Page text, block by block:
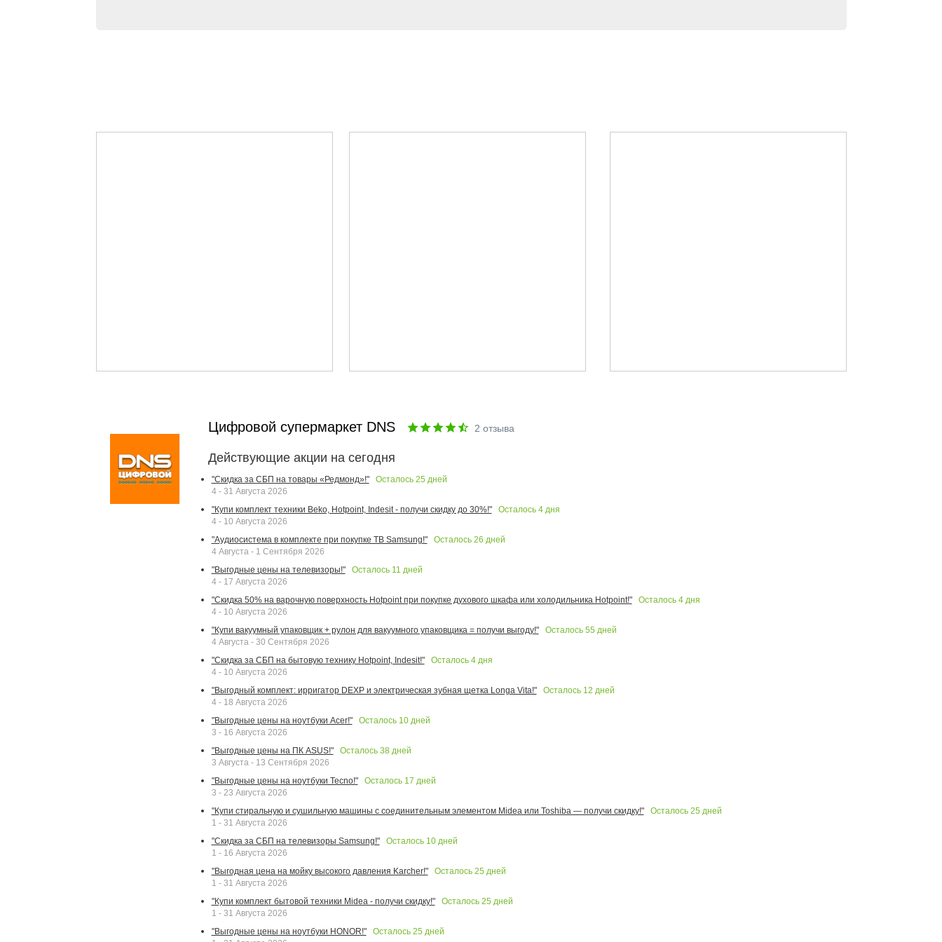
Цифровой супермаркет DNS 2 отзыва
Действующие акции на сегодня
"Скидка за СБП на товары «Редмонд»!" Осталось 25 дней
4 - 31 Августа 2026
"Купи комплект техники Beko, Hotpoint, Indesit - получи скидку до 30%!"
Осталось 4дня
4 - 10 Августа 2026
"Аудиосистема в комплекте при покупке ТВ Samsung!"
Осталось 26 дней
4 Августа - 1 Сентября 2026
"Выгодные цены на телевизоры!"
Осталось 11 дней
4 - 17 Августа 2026
"Скидка 50% на варочную поверхность Hotpoint при покупке духового шкафа или холодильника Hotpoint!"
Осталось 4дня
4 - 10 Августа 2026
"Купи вакуумный упаковщик + рулон для вакуумного упаковщика = получи выгоду!"
Осталось 55 дней
4 Августа - 30 Сентября 2026
"Скидка за СБП на бытовую технику Hotpoint, Indesit!"
Осталось 4дня
4 - 10 Августа 2026
"Выгодный комплект: ирригатор DEXP и электрическая зубная щетка Longa Vita!"
Осталось 12 дней
4 - 18 Августа 2026
"Выгодные цены на ноутбуки Acer!"
Осталось 10дней
3 - 16 Августа 2026
"Выгодные цены на ПК ASUS!"
Осталось 38дней
3 Августа - 13 Сентября 2026
"Выгодные цены на ноутбуки Tecno!"
Осталось 17 дней
3 - 23 Августа 2026
"Купи стиральную и сушильную машины с соединительным элементом Midea или Toshiba — получи скидку!"
Осталось 25 дней
1 - 31 Августа 2026
"Скидка за СБП на телевизоры Samsung!"
Осталось 10дней
1 - 16 Августа 2026
"Выгодная цена на мойку высокого давления Karcher!"
Осталось 25 дней
1 - 31 Августа 2026
"Купи комплект бытовой техники Midea - получи скидку!"
Осталось 25 дней
1 - 31 Августа 2026
"Выгодные цены на ноутбуки HONOR!"
Осталось 25 дней